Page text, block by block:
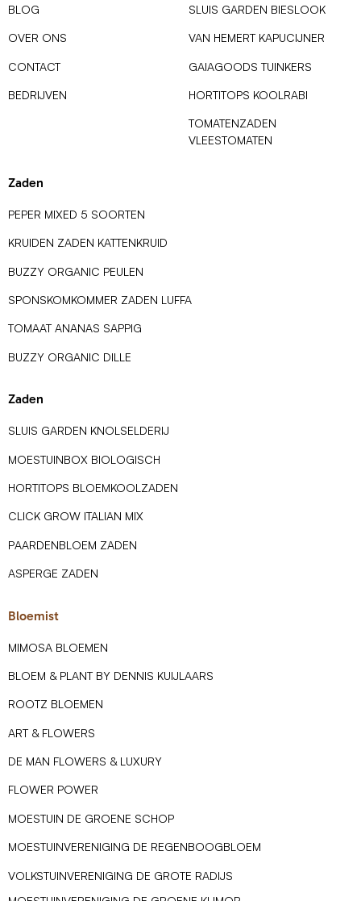
BLOG
OVER ONS
CONTACT
BEDRIJVEN
SLUIS GARDEN BIESLOOK
VAN HEMERT KAPUCIJNER
GAIAGOODS TUINKERS
HORTITOPS KOOLRABI
TOMATENZADEN
VLEESTOMATEN
Zaden
PEPER MIXED 5 SOORTEN
KRUIDEN ZADEN KATTENKRUID
BUZZY ORGANIC PEULEN
SPONSKOMKOMMER ZADEN LUFFA
TOMAAT ANANAS SAPPIG
BUZZY ORGANIC DILLE
Zaden
SLUIS GARDEN KNOLSELDERIJ
MOESTUINBOX BIOLOGISCH
HORTITOPS BLOEMKOOLZADEN
CLICK GROW ITALIAN MIX
PAARDENBLOEM ZADEN
ASPERGE ZADEN
Bloemist
MIMOSA BLOEMEN
BLOEM & PLANT BY DENNIS KUIJLAARS
ROOTZ BLOEMEN
ART & FLOWERS
DE MAN FLOWERS & LUXURY
FLOWER POWER
MOESTUIN DE GROENE SCHOP
MOESTUINVERENIGING DE REGENBOOGBLOEM
VOLKSTUINVERENIGING DE GROTE RADIJS